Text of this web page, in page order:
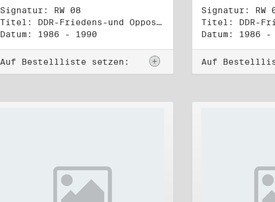
Signatur: RW 08
Titel: DDR-Friedens-und Oppositionsbewegung (1)
Datum: 1986 - 1990
Auf Bestellliste setzen:
Signatur: RW
Datum: 1986 -
Auf